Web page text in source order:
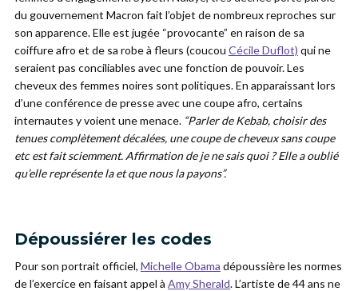
du gouvernement Macron fait l’objet de nombreux reproches sur
son apparence. Elle est jugée “provocante” en raison de sa
coiffure afro et de sa robe à fleurs (coucou Cécile Duflot) qui ne
seraient pas conciliables avec une fonction de pouvoir. Les
cheveux des femmes noires sont politiques. En apparaissant lors
d’une conférence de presse avec une coupe afro, certains
internautes y voient une menace. “Parler de Kebab, choisir des
tenues complètement décalées, une coupe de cheveux sans coupe
etc est fait sciemment. Affirmation de je ne sais quoi ? Elle a oublié
qu’elle représente la et que nous la payons”.
Dépoussiérer les codes
Pour son portrait officiel, Michelle Obama dépoussière les normes
de l’exercice en faisant appel à Amy Sherald. L’artiste de 44 ans ne